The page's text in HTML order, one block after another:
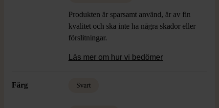
Produkten är sparsamt använd, är av fin
kvalitet och ska inte ha några skador eller
förslitningar.
Läs mer om hur vi bedömer
Färg Svart